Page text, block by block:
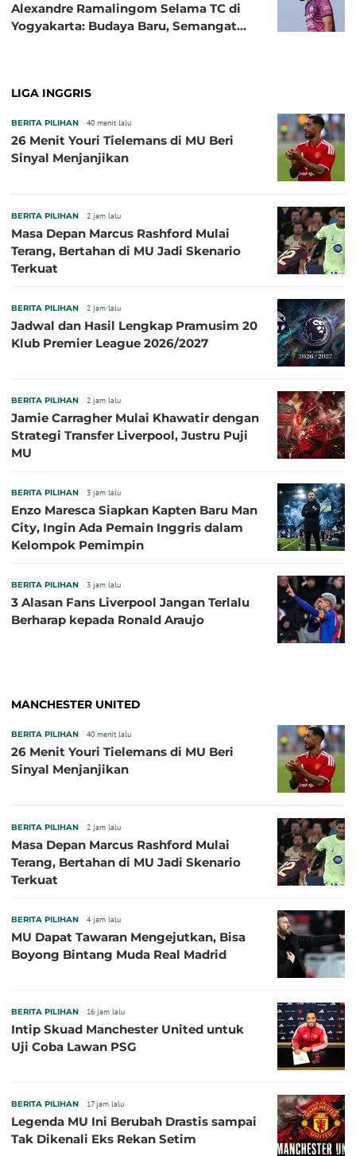
Alexandre Ramalingom Selama TC di
Yogyakarta: Budaya Baru, Semangat
LIGA INGGRIS
BERITA PILIHAN 40 menit lalu
26 Menit Youri Tielemans di MU Beri
Sinyal Menjanjikan
BERITA PILIHAN 2 jam lalu
Masa Depan Marcus Rashford Mulai
Terang, Bertahan di MU Jadi Skenario
Terkuat
BERITA PILIHAN 2 jam lalu
Jadwal dan Hasil Lengkap Pramusim 20
Klub Premier League 2026/2027
BERITA PILIHAN 2 jam lalu
Jamie Carragher Mulai Khawatir dengan
Strategi Transfer Liverpool, Justru Puji
MU
BERITA PILIHAN 3 jam lalu
Enzo Maresca Siapkan Kapten Baru Man
City, Ingin Ada Pemain Inggris dalam
Kelompok Pemimpin
BERITA PILIHAN 3 jam lalu
3 Alasan Fans Liverpool Jangan Terlalu
Berharap kepada Ronald Araujo
MANCHESTER UNITED
BERITA PILIHAN 40 menit lalu
26 Menit Youri Tielemans di MU Beri
Sinyal Menjanjikan
BERITA PILIHAN 2 jam lalu
Masa Depan Marcus Rashford Mulai
Terang, Bertahan di MU Jadi Skenario
Terkuat
BERITA PILIHAN 4 jam lalu
MU Dapat Tawaran Mengejutkan, Bisa
Boyong Bintang Muda Real Madrid
BERITA PILIHAN 16 jam lalu
Intip Skuad Manchester United untuk
Uji Coba Lawan PSG
BERITA PILIHAN 17 jam lalu
Legenda MU Ini Berubah Drastis sampai
Tak Dikenali Eks Rekan Setim